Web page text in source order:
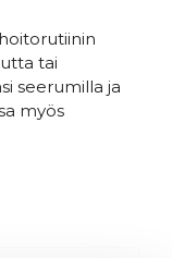
tai
seerumilla ja
myös